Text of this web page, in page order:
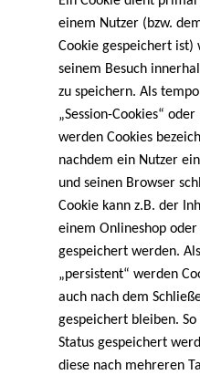
einem Nutzer (bzw.
Cookie gespeichert ist)
seinem Besuch
zu speichern. Als
„Session-Cookies“
werden Cookies
nachdem ein Nutzer
und seinen Browser
Cookie kann z.B. der
einem Onlineshop oder
gespeichert werden.
„persistent“ werden
auch nach dem
gespeichert bleiben.
Status gespeichert
diese nach mehreren